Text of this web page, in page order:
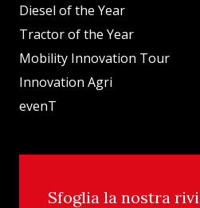
Diesel of the Year
Tractor of the Year
Mobility Innovation Tour
Innovation Agri
evenT
Sfoglia la nostra